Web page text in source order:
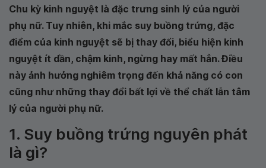
Chu kỳ kinh nguyệt là đặc trưng sinh lý của người
phụ nữ. Tuy nhiên, khi mắc suy buồng trứng, đặc
điểm của kinh nguyệt sẽ bị thay đổi, biểu hiện kinh
nguyệt ít dần, chậm kinh, ngừng hay mất hẳn. Điều
này ảnh hưởng nghiêm trọng đến khả năng có con
cũng như những thay đổi bất lợi về thể chất lẫn tâm
lý của người phụ nữ.
1. Suy buồng trứng nguyên phát
là gì?